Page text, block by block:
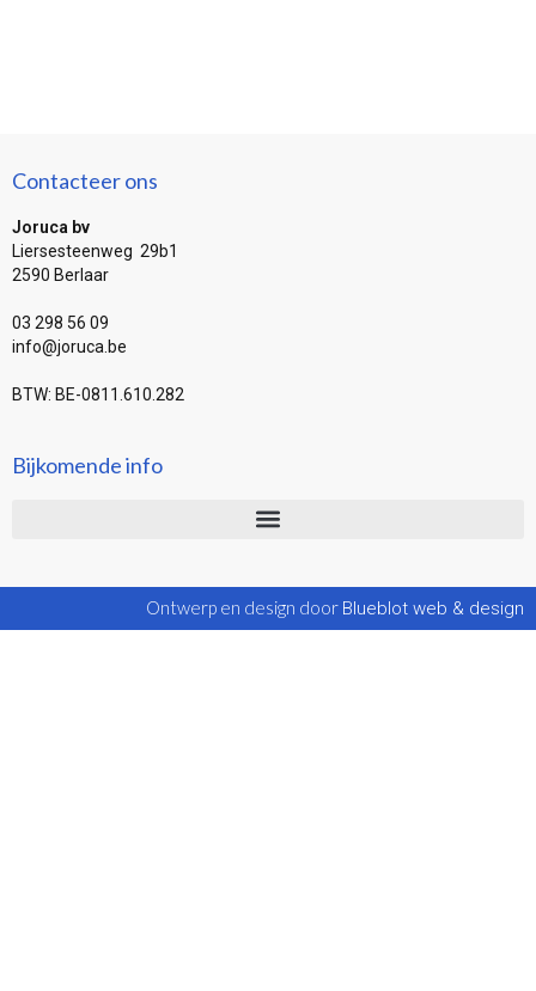
Contacteer ons
Joruca bv
Liersesteenweg 29b1
2590 Berlaar
03 298 56 09
info@joruca.be
BTW: BE-0811.610.282
Bijkomende info
Ontwerp en design door Blueblot web & design